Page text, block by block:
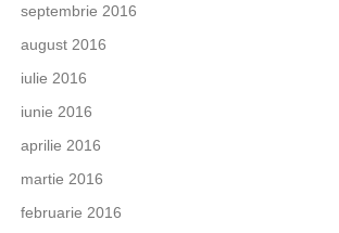
septembrie 2016
august 2016
iulie 2016
iunie 2016
aprilie 2016
martie 2016
februarie 2016